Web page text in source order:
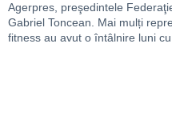
Agerpres, preşedintele
Gabriel Toncean. Mai mulți
fitness au avut o întâlnire luni